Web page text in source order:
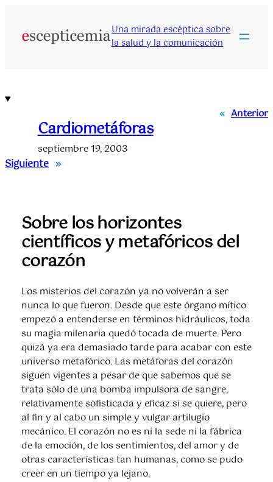
contenido
Una mirada escéptica sobre
la salud y la comunicación
« Anterior
Cardiometáforas
septiembre 19, 2003
Siguiente »
Sobre los horizontes
científicos y metafóricos del
corazón
Los misterios del corazón ya no volverán a ser
nunca lo que fueron. Desde que este órgano mítico
empezó a entenderse en términos hidráulicos, toda
su magia milenaria quedó tocada de muerte. Pero
quizá ya era demasiado tarde para acabar con este
universo metafórico. Las metáforas del corazón
siguen vigentes a pesar de que sabemos que se
trata sólo de una bomba impulsora de sangre,
relativamente sofisticada y eficaz si se quiere, pero
al fin y al cabo un simple y vulgar artilugio
mecánico. El corazón no es ni la sede ni la fábrica
de la emoción, de los sentimientos, del amor y de
otras características tan humanas, como se pudo
creer en un tiempo ya lejano.